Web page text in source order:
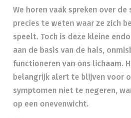
We horen vaak spreken over
precies te weten waar ze zich
speelt. Toch is deze kleine
aan de basis van de hals,
functioneren van ons lichaam.
belangrijk alert te blijven voor
symptomen niet te negeren,
op een onevenwicht.